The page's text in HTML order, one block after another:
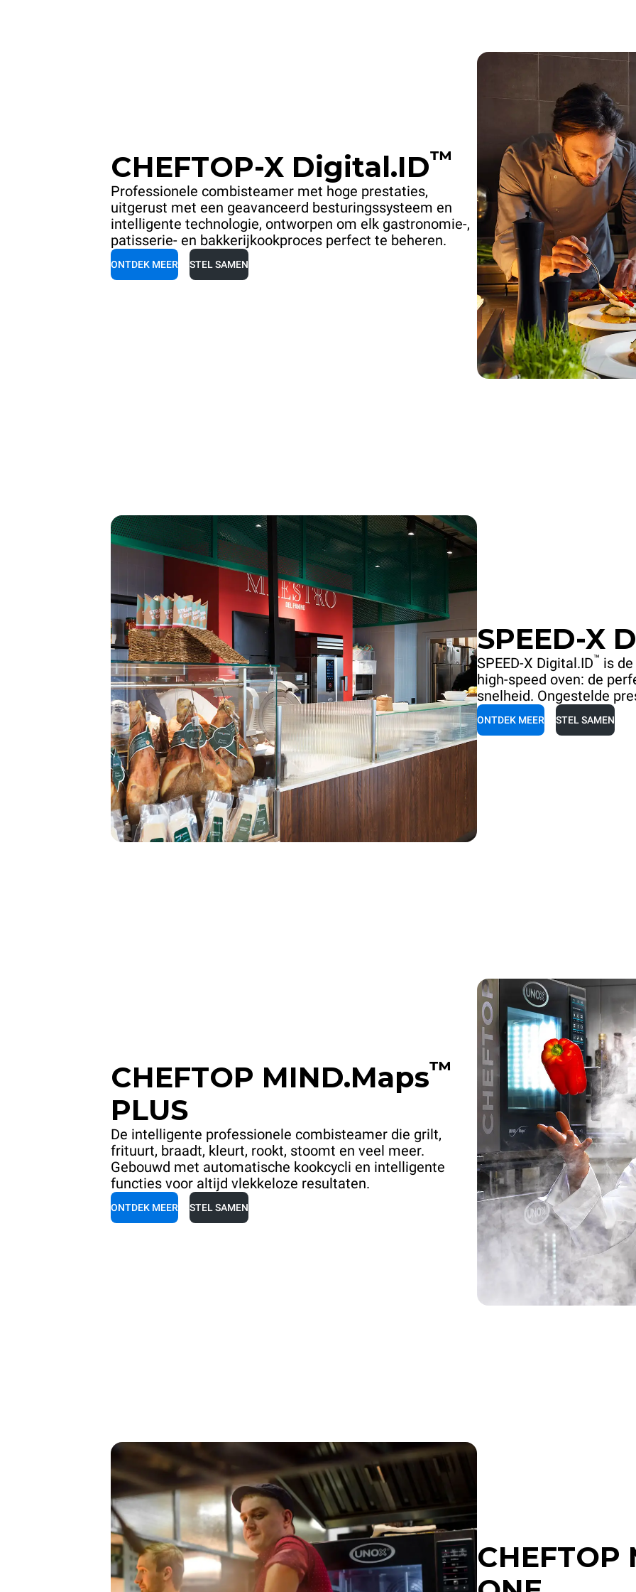
CHEFTOP-X Digital.ID™
Professionele combisteamer met hoge prestaties,
uitgerust met een geavanceerd besturingssysteem en
intelligente technologie, ontworpen om elk gastronomie-,
patisserie- en bakkerijkookproces perfect te beheren.
ONTDEK MEER STEL SAMEN
SPEED-X
SPEED-X Digital.ID™ is
high-speed oven: de
snelheid. Ongestelde
ONTDEK MEER STEL SAMEN
CHEFTOP MIND.Maps™
PLUS
De intelligente professionele combisteamer die grilt,
frituurt, braadt, kleurt, rookt, stoomt en veel meer.
Gebouwd met automatische kookcycli en intelligente
functies voor altijd vlekkeloze resultaten.
ONTDEK MEER STEL SAMEN
CHEFTOP